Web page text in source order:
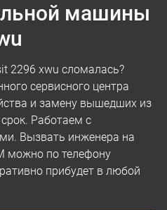
машины
2296 xwu сломалась?
сервисного центра
и замену вышедших из
Работаем с
Вызвать инженера на
можно по телефону
прибудет в любой